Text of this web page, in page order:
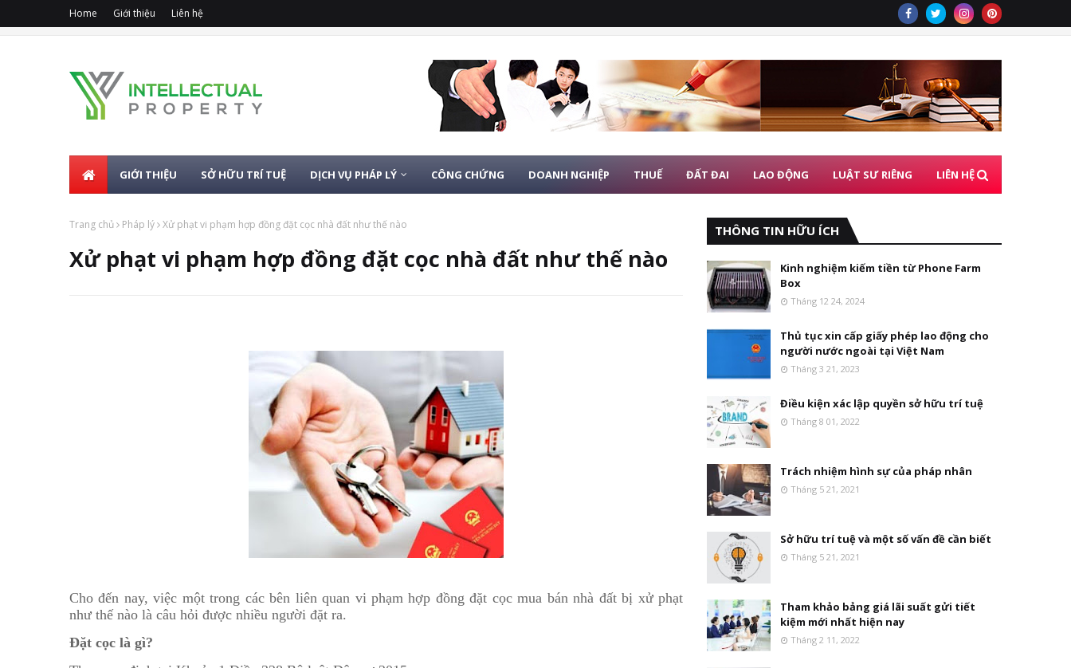
Home Giới thiệu Liên hệ
GIỚI THIỆU SỞ HỮU TRÍ TUỆ DỊCH VỤ PHÁP LÝ CÔNG CHỨNG DOANH NGHIỆP THUẾ ĐẤT ĐAI LAO ĐỘNG LUẬT SƯ RIÊNG LIÊN HỆ
Trang chủ Pháp lý Xử phạt vi phạm hợp đồng đặt cọc nhà đất như thế nào
Xử phạt vi phạm hợp đồng đặt cọc nhà đất như thế nào
Cho đến nay, việc một trong các bên liên quan vi phạm hợp đồng đặt cọc mua bán nhà đất bị xử phạt
như thế nào là câu hỏi được nhiều người đặt ra.
Đặt cọc là gì?
THÔNG TIN HỮU ÍCH
Kinh nghiệm kiếm tiền từ Phone Farm
Box
Tháng 12 24, 2024
Thủ tục xin cấp giấy phép lao động cho
người nước ngoài tại Việt Nam
Tháng 3 21, 2023
Điều kiện xác lập quyền sở hữu trí tuệ
Tháng 8 01, 2022
Trách nhiệm hình sự của pháp nhân
Tháng 5 21, 2021
Sở hữu trí tuệ và một số vấn đề cần biết
Tháng 5 21, 2021
Tham khảo bảng giá lãi suất gửi tiết
kiệm mới nhất hiện nay
Tháng 2 11, 2022